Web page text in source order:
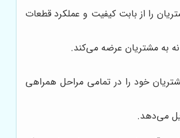
را از بابت کیفیت و عملکرد قطعات
به مشتریان عرضه می‌کند.
خود را در تمامی مراحل همراهی
می‌دهد.